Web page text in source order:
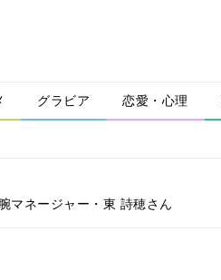
グラビア 恋愛・心理
マネージャー・東 詩穂さん